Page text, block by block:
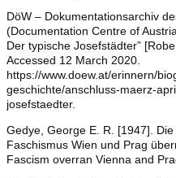
DöW – Dokumentationsarchiv
(Documentation Centre of
Der typische Josefstädter”
Accessed 12 March 2020.
https://www.doew.at/erinnern/
geschichte/anschluss-maerz-
josefstaedter.
Gedye, George E. R. [1947].
Faschismus Wien und Prag
Fascism overran Vienna and